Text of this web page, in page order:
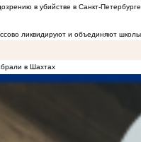
в убийстве в Санкт-Петербурге
ликвидируют и объединяют
в Шахтах